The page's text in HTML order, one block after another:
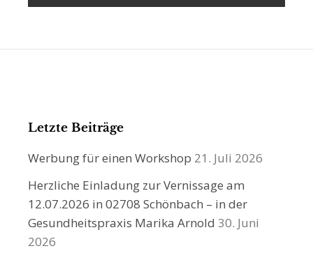
Letzte Beiträge
Werbung für einen Workshop 21. Juli 2026
Herzliche Einladung zur Vernissage am
12.07.2026 in 02708 Schönbach – in der
Gesundheitspraxis Marika Arnold 30. Juni
2026